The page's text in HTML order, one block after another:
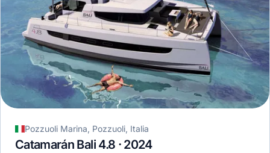
Pozzuoli Marina, Pozzuoli, Italia
Catamarán Bali 4.8 · 2024